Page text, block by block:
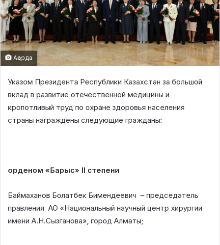
Ақорда
Указом Президента Республики Казахстан за большой
вклад в развитие отечественной медицины и
кропотливый труд по охране здоровья населения
страны награждены следующие гражданы:
орденом «Барыс» ІІ степени
Баймаханов Болатбек Бимендеевич – председатель
правления АО «Национальный научный центр хирургии
имени А.Н.Сызганова», город Алматы;